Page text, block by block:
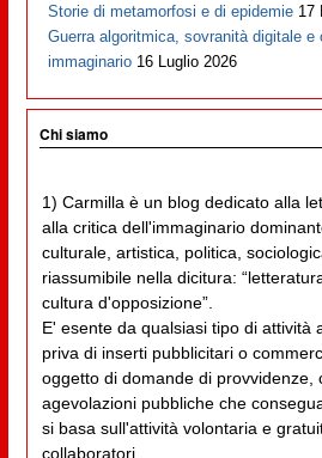
Storie di metamorfosi e di epidemie 17
Guerra algoritmica, sovranità digitale e
immaginario 16 Luglio 2026
Chi siamo
1) Carmilla è un blog dedicato alla
alla critica dell'immaginario
culturale, artistica, politica,
riassumibile nella dicitura:
cultura d'opposizione”.
E' esente da qualsiasi tipo di attività
priva di inserti pubblicitari o
oggetto di domande di provvidenze,
agevolazioni pubbliche che
si basa sull'attività volontaria e
collaboratori.